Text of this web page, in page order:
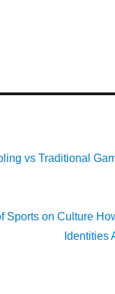
vs Traditional
Sports on Culture
Identities